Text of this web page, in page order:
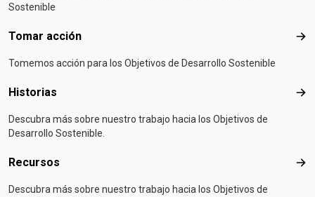
Sostenible
Tomar acción
Tomemos acción para los Objetivos de Desarrollo Sostenible
Historias
Descubra más sobre nuestro trabajo hacia los Objetivos de
Desarrollo Sostenible.
Recursos
Descubra más sobre nuestro trabajo hacia los Objetivos de